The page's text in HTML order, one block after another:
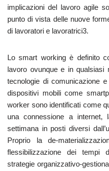
implicazioni del lavoro agile
punto di vista delle nuove
di lavoratori e lavoratrici3.
Lo smart working è definito
lavoro ovunque e in qualsiasi
tecnologie di comunicazione
dispositivi mobili come
worker sono identificati come
una connessione a internet,
settimana in posti diversi
Proprio la de-
flessibilizzazione dei tempi
strategie organizzativo-